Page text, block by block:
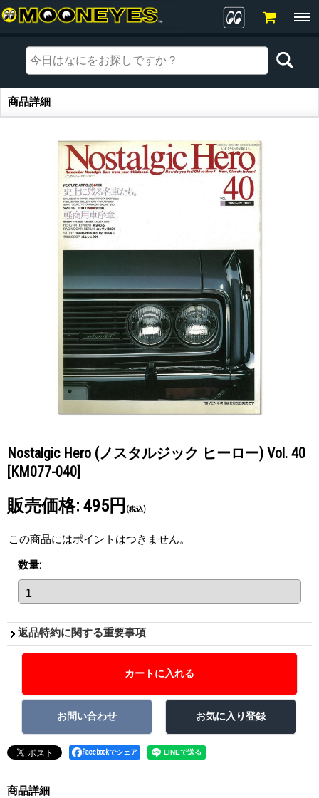
商品詳細
商品詳細
Nostalgic Hero (ノスタルジック ヒーロー) Vol. 40
[KM077-040]
販売価格: 495円 (税込)
この商品にはポイントはつきません。
数量:
返品特約に関する重要事項
Facebookでシェア
商品詳細